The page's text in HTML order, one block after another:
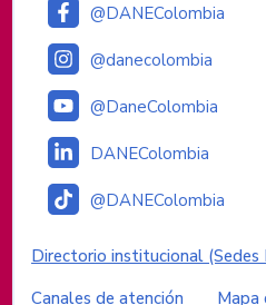
@DANEColombia
@danecolombia
@DaneColombia
DANEColombia
@DANEColombia
Enlaces
Directorio institucional (Sedes
Canales de atención
Mapa